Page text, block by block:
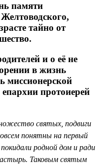
памяти
тайно от
и о её не
в жизнь
миссионерской
протоиерей
святых, подвиги
понятны на первый
родной дом и ради
Таковым святым